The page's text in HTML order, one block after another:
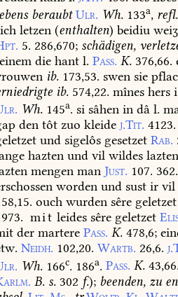
beraubt Ulr. Wh. 133a, refl.
letzen (enthalten) beidiu
5. 286,670; schädigen,
einem die hant l. Pass. K. 376,66.
ib. 173,53. swen sie pflac
ib. 574,22. mînes hers
Wh. 145a. si sâhen in dâ l.
den tôt zuo kleide j.Tit. 4123.
und sigelôs gesetzet Rab.
hazten und vil wildes
mengen man Just. 107. 362.
worden und sust ir vil
ouch wurden sêre geletzet
mit leidessêregeletzet
der martere Pass. K. 478,6;
Neidh. 102,20. Wartb. 26,6.
Wh. 166c. 186a. Pass. K.
B. s. 302 f.); beenden, zu